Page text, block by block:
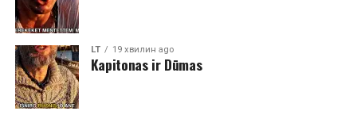
LT 19 хвилин ago
Kapitonas ir Dūmas